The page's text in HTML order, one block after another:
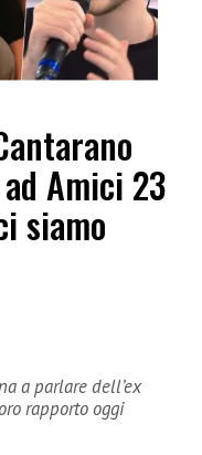
Amici 23
siamo
a parlare dell’ex
rapporto oggi